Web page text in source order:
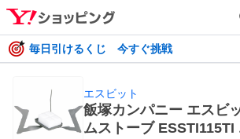
毎日引けるくじ 今すぐ挑戦
エスビット
飯塚カンパニー エスビ
ムストーブ ESSTI115TI